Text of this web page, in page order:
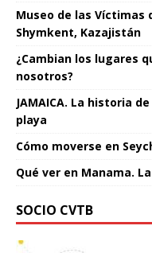
Museo de las Víctimas
Shymkent, Kazajistán
¿Cambian los lugares
nosotros?
JAMAICA. La historia
playa
Cómo moverse en
Qué ver en Manama.
SOCIO CVTB